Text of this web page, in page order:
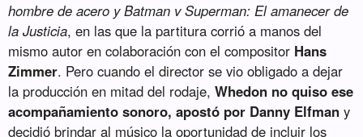
hombre de acero y Batman v Superman: El amanecer de
la Justicia, en las que la partitura corrió a manos del
mismo autor en colaboración con el compositor Hans
Zimmer. Pero cuando el director se vio obligado a dejar
la producción en mitad del rodaje,Whedon no quiso ese
acompañamiento sonoro, apostó por Danny Elfman y
decidió brindar al músico la oportunidad de incluir los